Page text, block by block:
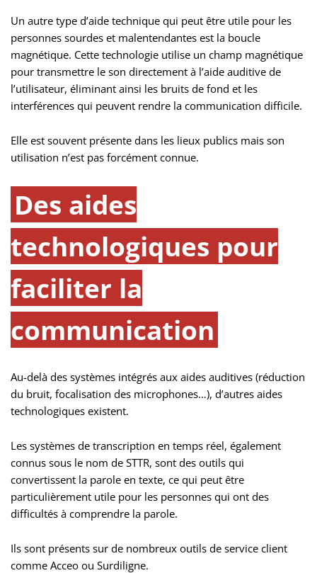
Un autre type d’aide technique qui peut être utile pour les
personnes sourdes et malentendantes est la boucle
magnétique. Cette technologie utilise un champ magnétique
pour transmettre le son directement à l’aide auditive de
l’utilisateur, éliminant ainsi les bruits de fond et les
interférences qui peuvent rendre la communication difficile.
Elle est souvent présente dans les lieux publics mais son
utilisation n’est pas forcément connue.
Des aides
technologiques pour
faciliter la
communication
Au-delà des systèmes intégrés aux aides auditives (réduction
du bruit, focalisation des microphones…), d’autres aides
technologiques existent.
Les systèmes de transcription en temps réel, également
connus sous le nom de STTR, sont des outils qui
convertissent la parole en texte, ce qui peut être
particulièrement utile pour les personnes qui ont des
difficultés à comprendre la parole.
Ils sont présents sur de nombreux outils de service client
comme Acceo ou Surdiligne.